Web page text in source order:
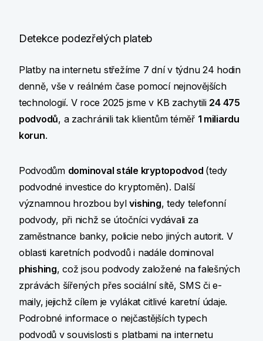
Detekce podezřelých plateb
Platby na internetu střežíme 7 dní v týdnu 24 hodin
denně, vše v reálném čase pomocí nejnovějších
technologií. V roce 2025 jsme v KB zachytili 24 475
podvodů, a zachránili tak klientům téměř 1 miliardu
korun.
Podvodům dominoval stále kryptopodvod (tedy
podvodné investice do kryptoměn). Další
významnou hrozbou bylvishing, tedy telefonní
podvody, při nichž se útočníci vydávali za
zaměstnance banky, policie nebo jiných autorit. V
oblasti karetních podvodů i nadále dominoval
phishing, což jsou podvody založené na falešných
zprávách šířených přes sociální sítě, SMS či e-
maily, jejichž cílem je vylákat citlivé karetní údaje.
Podrobné informace o nejčastějších typech
podvodů v souvislosti s platbami na internetu